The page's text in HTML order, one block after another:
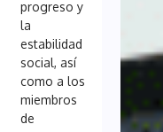
progreso y
la
estabilidad
social, así
como a los
miembros
de